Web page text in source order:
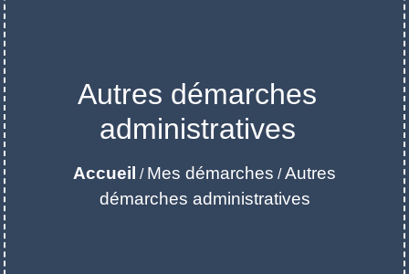
Autres démarches
administratives
Accueil / Mes démarches /Autres
démarches administratives